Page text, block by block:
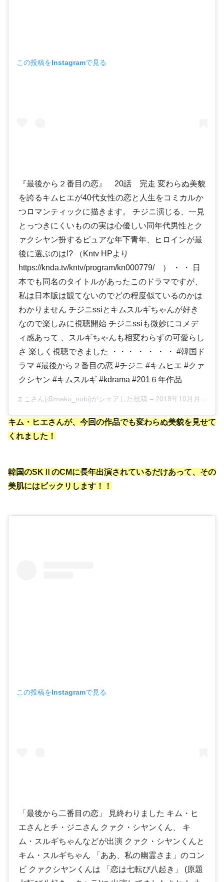
この投稿をInstagramで見る
『最後から２番目の恋』 20話 完走 変わらぬ美貌
を誇るキムヒエが40代女性の恋と人生をコミカルか
つロマンティックに描きます。 チジニ演じる、一見
とっつきにくいものの実は心優しい同年代男性とク
ァクシヤン扮するピュアな年下青年、ヒロインが最
後に選ぶのは!? （Kntv HPより
https://knda.tv/kntv/program/kn000779/ ） ・ ・ 日
本でも同名のタイトルがあったこのドラマですが、
私は日本版は観てないのでどの程度似ているのかは
わかりません チジニssiとキムスルギちゃんが好き
なので楽しみに視聴開始 チジニssiも微妙にコメデ
ィ感あって 、スルギちゃんも相変わらずの可愛らし
さ 楽しく視聴できました ・・・ ・ ・ ・ ・ #韓国ド
ラマ #最後から２番目の恋 #チジニ #キムヒエ #クァ
クシヤン #キムスルギ #kdrama #201６年作品
まこさん(@mako_nobi)がシェアした投稿 – 2018年10月月22日午後10時11分PDT
キム・ヒエさんが、今回の作品でも変わらぬ美貌を見せて
くれました！
韓国のSKⅡのCMに長年出演されているだけあって、その
美肌にはビックリします！！
この投稿をInstagramで見る
「最後から二番目の恋」 見終わりました キム・ヒ
エさんとチ・ジニさん クァク・シヤンくん、 キ
ム・スルギちゃんなどが出演 クァク・シヤンくんと
キム・スルギちゃん 「ああ、私の幽霊さま」のコン
ビ クァクシヤンくんは 「恋は七転び八起き」 (原題